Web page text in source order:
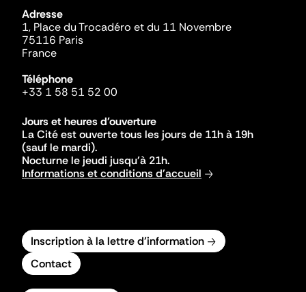
Adresse
1, Place du Trocadéro et du 11 Novembre
75116 Paris
France
Téléphone
+33 1 58 51 52 00
Jours et heures d'ouverture
La Cité est ouverte tous les jours de 11h à 19h
(sauf le mardi).
Nocturne le jeudi jusqu'à 21h.
Informations et conditions d'accueil
Inscription à la lettre d'information
Contact